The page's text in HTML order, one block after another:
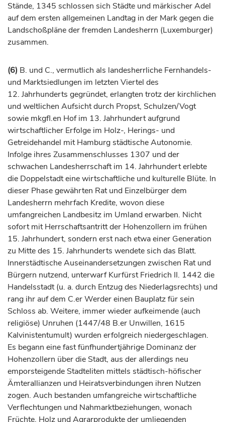
Stände, 1345 schlossen sich Städte und märkischer Adel
auf dem ersten allgemeinen Landtag in der Mark gegen die
Landschoßpläne der fremden Landesherrn (Luxemburger)
zusammen.
(6) B. und C., vermutlich als landesherrliche Fernhandels-
und Marktsiedlungen im letzten Viertel des
12. Jahrhunderts gegründet, erlangten trotz der kirchlichen
und weltlichen Aufsicht durch Propst, Schulzen/Vogt
sowie mkgfl.en Hof im 13. Jahrhundertaufgrund
wirtschaftlicher Erfolge im Holz-, Herings- und
Getreidehandel mit Hamburg städtische Autonomie.
Infolge ihres Zusammenschlusses 1307 und der
schwachen Landesherrschaft im 14. Jahrhunderterlebte
die Doppelstadt eine wirtschaftliche und kulturelle Blüte. In
dieser Phase gewährten Rat und Einzelbürger dem
Landesherrn mehrfach Kredite, wovon diese
umfangreichen Landbesitz im Umland erwarben. Nicht
sofort mit Herrschaftsantritt der Hohenzollern im frühen
15. Jahrhundert, sondern erst nach etwa einer Generation
zu Mitte des 15. Jahrhunderts wendete sich das Blatt.
Innerstädtische Auseinandersetzungen zwischen Rat und
Bürgern nutzend, unterwarfKurfürstFriedrich II. 1442 die
Handelsstadt (u. a. durch Entzug des Niederlagsrechts) und
rang ihr auf dem C.er Werder einen Bauplatz für sein
Schloss ab. Weitere, immer wieder aufkeimende (auch
religiöse) Unruhen (1447/48 B.er Unwillen, 1615
Kalvinistentumult) wurden erfolgreich niedergeschlagen.
Es begann eine fast fünfhundertjährige Dominanz der
Hohenzollern über die Stadt, aus der allerdings neu
emporsteigende Stadteliten mittels städtisch-höfischer
Ämterallianzen und Heiratsverbindungen ihren Nutzen
zogen. Auch bestanden umfangreiche wirtschaftliche
Verflechtungen und Nahmarktbeziehungen, wonach
Früchte, Holz und Agrarprodukte der umliegenden